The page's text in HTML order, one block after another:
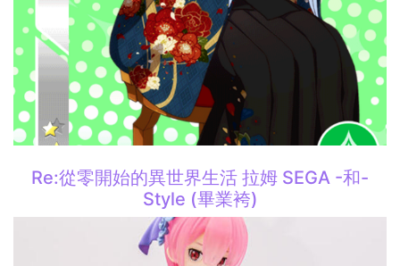
Re:從零開始的異世界生活 拉姆 SEGA -和-
Style (畢業袴)